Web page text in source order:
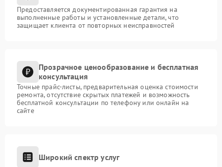
Предоставляется документированная гарантия на
выполненные работы и установленные детали, что
защищает клиента от повторных неисправностей
Прозрачное ценообразование и бесплатная
консультация
Точные прайс-листы, предварительная оценка стоимости
ремонта, отсутствие скрытых платежей и возможность
бесплатной консультации по телефону или онлайн на
сайте
Широкий спектр услуг